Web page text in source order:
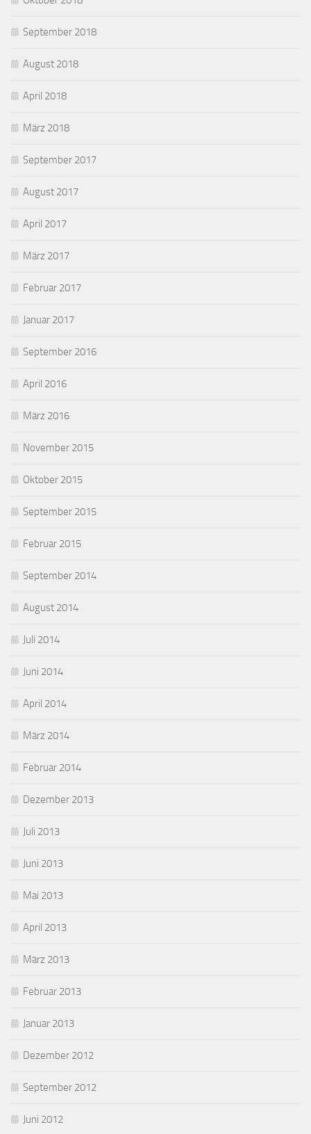
September 2018
August 2018
April 2018
März 2018
September 2017
August 2017
April 2017
März 2017
Februar 2017
Januar 2017
September 2016
April 2016
März 2016
November 2015
Oktober 2015
September 2015
Februar 2015
September 2014
August 2014
Juli 2014
Juni 2014
April 2014
März 2014
Februar 2014
Dezember 2013
Juli 2013
Juni 2013
Mai 2013
April 2013
März 2013
Februar 2013
Januar 2013
Dezember 2012
September 2012
Juni 2012